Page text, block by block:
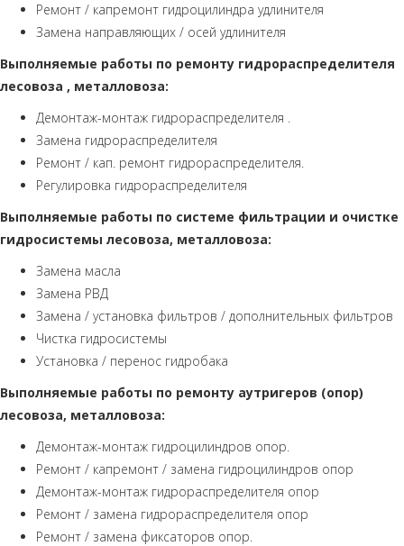
Ремонт / капремонт гидроцилиндра удлинителя
Замена направляющих / осей удлинителя
Выполняемые работы по ремонту гидрораспределителя
лесовоза , металловоза:
Демонтаж-монтаж гидрораспределителя .
Замена гидрораспределителя
Ремонт / кап. ремонт гидрораспределителя.
Регулировка гидрораспределителя
Выполняемые работы по системе фильтрации и очистке
гидросистемы лесовоза, металловоза:
Замена масла
Замена РВД
Замена / установка фильтров / дополнительных фильтров
Чистка гидросистемы
Установка / перенос гидробака
Выполняемые работы по ремонту аутригеров (опор)
лесовоза, металловоза:
Демонтаж-монтаж гидроцилиндров опор.
Ремонт / капремонт / замена гидроцилиндров опор
Демонтаж-монтаж гидрораспределителя опор
Ремонт / замена гидрораспределителя опор
Ремонт / замена фиксаторов опор.